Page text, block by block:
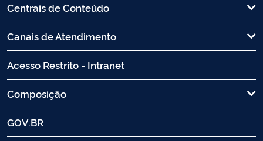
Centrais de Conteúdo
Canais de Atendimento
Acesso Restrito - Intranet
Composição
GOV.BR